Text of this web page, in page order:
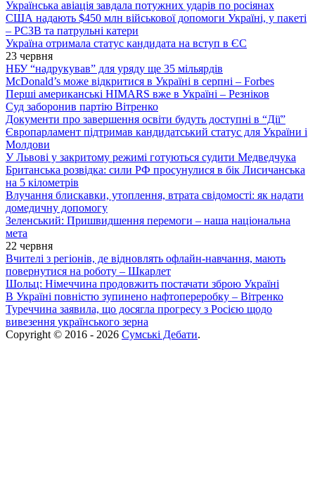
Українська авіація завдала потужних ударів по росіянах
США надають $450 млн військової допомоги Україні, у пакеті
– РСЗВ та патрульні катери
Україна отримала статус кандидата на вступ в ЄС
23 червня
НБУ “надрукував” для уряду ще 35 мільярдів
McDonald’s може відкритися в Україні в серпні – Forbes
Перші американські HIMARS вже в Україні – Резніков
Суд заборонив партію Вітренко
Документи про завершення освіти будуть доступні в “Дії”
Європарламент підтримав кандидатський статус для України і
Молдови
У Львові у закритому режимі готуються судити Медведчука
Британська розвідка: сили РФ просунулися в бік Лисичанська
на 5 кілометрів
Влучання блискавки, утоплення, втрата свідомості: як надати
домедичну допомогу
Зеленський: Пришвидшення перемоги – наша національна
мета
22 червня
Вчителі з регіонів, де відновлять офлайн-навчання, мають
повернутися на роботу – Шкарлет
Шольц: Німеччина продовжить постачати зброю Україні
В Україні повністю зупинено нафтопереробку – Вітренко
Туреччина заявила, що досягла прогресу з Росією щодо
вивезення українського зерна
Copyright © 2016 - 2026 Сумські Дебати.